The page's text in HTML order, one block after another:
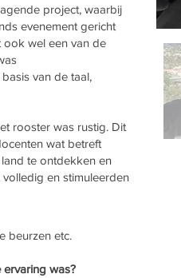
project, waarbij
evenement gericht
wel een van de
van de taal,
rooster was rustig. Dit
wat betreft
te ontdekken en
en stimuleerden
beurzen etc.
ervaring was?